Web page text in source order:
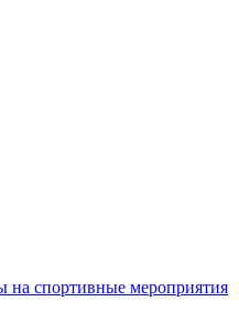
на спортивные мероприятия